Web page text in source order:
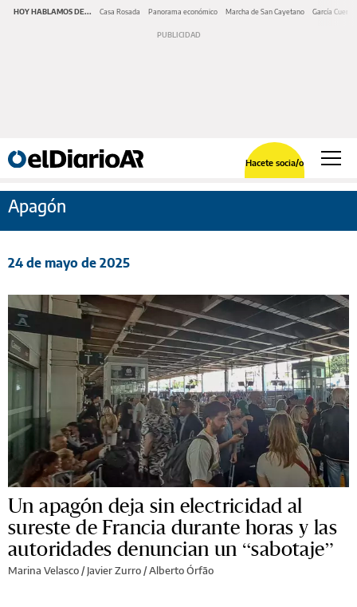
HOY HABLAMOS DE... Casa Rosada Panorama económico Marcha de San Cayetano García Cuerva
Hacete socia/o
Apagón
24 de mayo de 2025
Un apagón deja sin electricidad al
sureste de Francia durante horas y las
autoridades denuncian un “sabotaje”
Marina Velasco / Javier Zurro / Alberto Órfão